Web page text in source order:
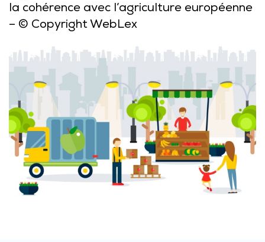
la cohérence avec l’agriculture européenne
– © Copyright WebLex